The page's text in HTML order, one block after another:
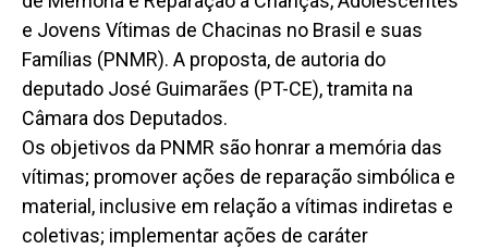
e Jovens Vítimas de Chacinas no Brasil e suas
Famílias (PNMR). A proposta, de autoria do
deputado José Guimarães (PT-CE), tramita na
Câmara dos Deputados.
Os objetivos da PNMR são honrar a memória das
vítimas; promover ações de reparação simbólica e
material, inclusive em relação a vítimas indiretas e
coletivas; implementar ações de caráter